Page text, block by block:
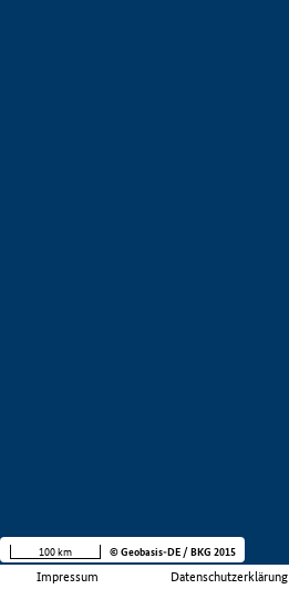
Impressum Datenschutzerklärung
100 km © Geobasis-DE / BKG 2015